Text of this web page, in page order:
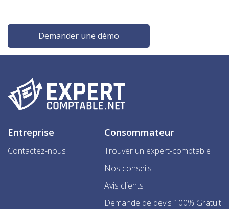
Demander une démo
Entreprise
Contactez-nous
Consommateur
Trouver un expert-comptable
Nos conseils
Avis clients
Demande de devis 100% Gratuit